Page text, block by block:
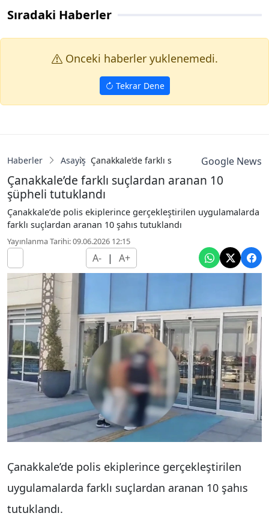
Sıradaki Haberler
Onceki haberler yuklenemedi.
Tekrar Dene
Haberler Asayiş Çanakkale’de farklı suçlardan aranan 10
Google News
Çanakkale’de farklı suçlardan aranan 10
şüpheli tutuklandı
Çanakkale’de polis ekiplerince gerçekleştirilen uygulamalarda
farklı suçlardan aranan 10 şahıs tutuklandı
Yayınlanma Tarihi: 09.06.2026 12:15
A- | A+
Çanakkale’de polis ekiplerince gerçekleştirilen
uygulamalarda farklı suçlardan aranan 10 şahıs
tutuklandı.